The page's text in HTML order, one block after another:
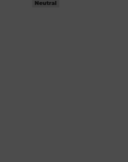
Neutral